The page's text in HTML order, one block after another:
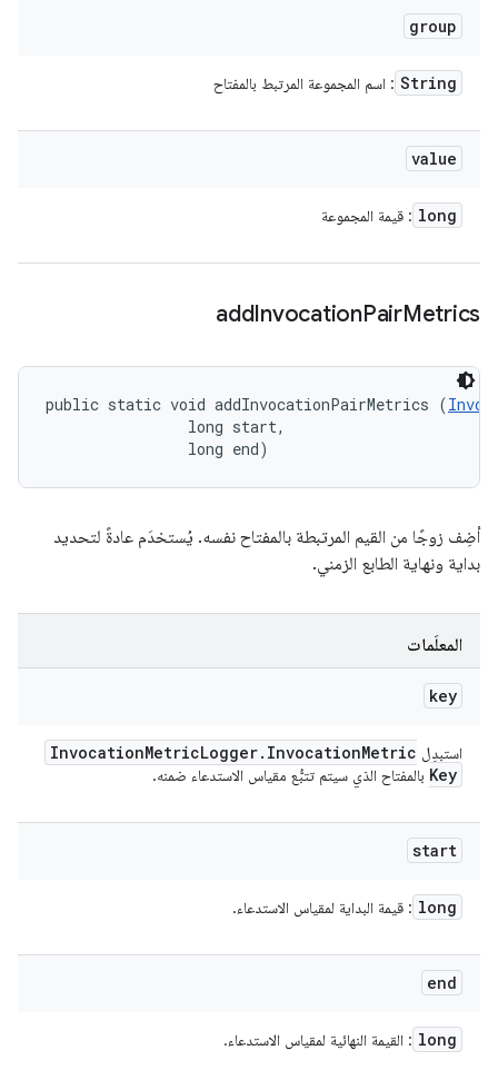
group
String : اسم المجموعة المرتبط بالمفتاح
value
long : قيمة المجموعة
addInvocationPairMetrics
public static void addInvocationPairMetrics (
                long start,
                long end)
أضِف زوجًا من القيم المرتبطة بالمفتاح نفسه. يُستخدَم عادةً لتحديد
بداية ونهاية الطابع الزمني.
المعلَمات
key
استبدِل InvocationMetricLogger. InvocationMetric
Key بالمفتاح الذي سيتم تتبُّع مقياس الاستدعاء ضمنه.
start
long : قيمة البداية لمقياس الاستدعاء.
end
long : القيمة النهائية لمقياس الاستدعاء.